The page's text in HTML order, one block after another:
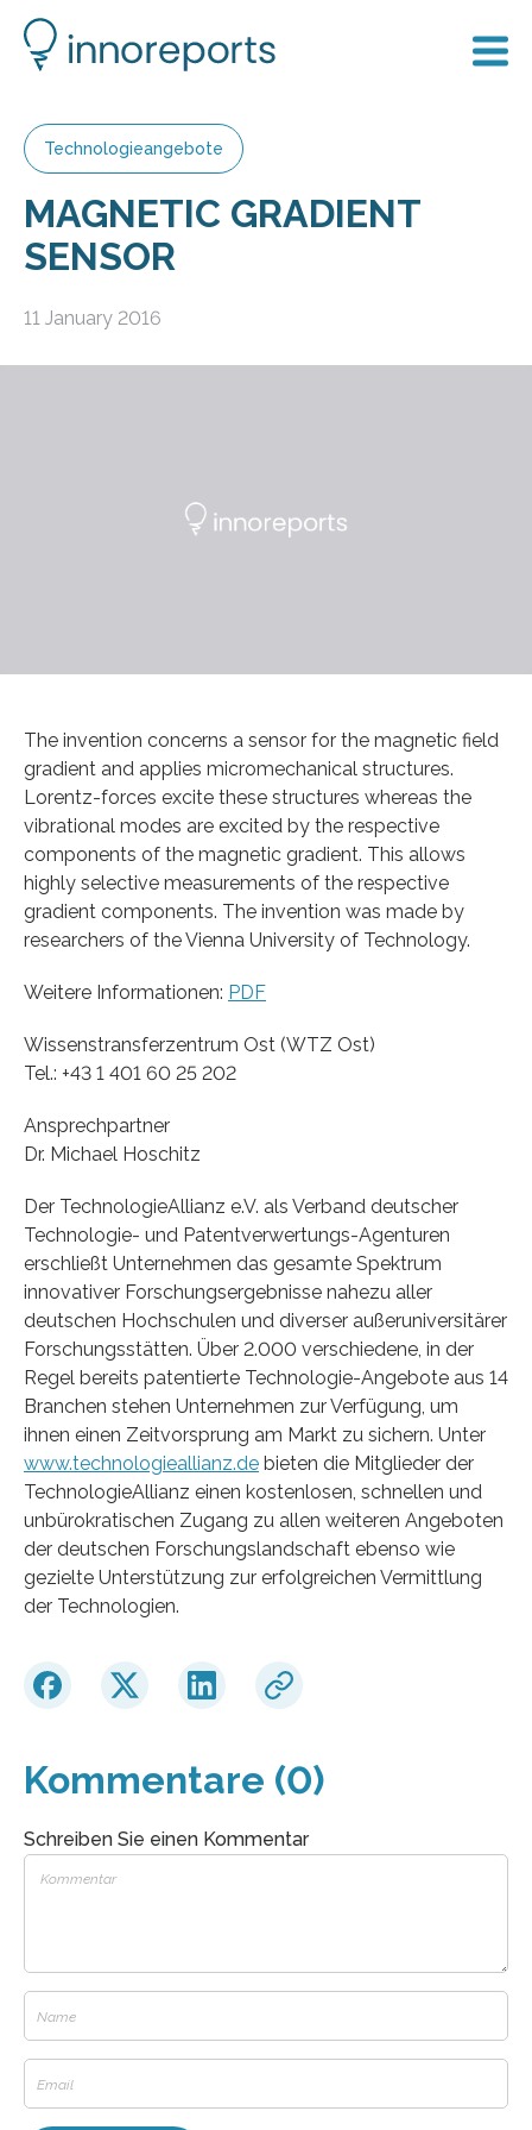
Technologieangebote
MAGNETIC GRADIENT
SENSOR
11 January 2016
The invention concerns a sensor for the magnetic field
gradient and applies micromechanical structures.
Lorentz-forces excite these structures whereas the
vibrational modes are excited by the respective
components of the magnetic gradient. This allows
highly selective measurements of the respective
gradient components. The invention was made by
researchers of the Vienna University of Technology.
Weitere Informationen: PDF
Wissenstransferzentrum Ost (WTZ Ost)
Tel.: +43 1 401 60 25 202
Ansprechpartner
Dr. Michael Hoschitz
Der TechnologieAllianz e.V. als Verband deutscher
Technologie- und Patentverwertungs-Agenturen
erschließt Unternehmen das gesamte Spektrum
innovativer Forschungsergebnisse nahezu aller
deutschen Hochschulen und diverser außeruniversitärer
Forschungsstätten. Über 2.000 verschiedene, in der
Regel bereits patentierte Technologie-Angebote aus 14
Branchen stehen Unternehmen zur Verfügung, um
ihnen einen Zeitvorsprung am Markt zu sichern. Unter
www.technologieallianz.de bieten die Mitglieder der
TechnologieAllianz einen kostenlosen, schnellen und
unbürokratischen Zugang zu allen weiteren Angeboten
der deutschen Forschungslandschaft ebenso wie
gezielte Unterstützung zur erfolgreichen Vermittlung
der Technologien.
Kommentare (0)
Schreiben Sie einen Kommentar